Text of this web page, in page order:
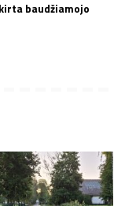
baudžiamojo